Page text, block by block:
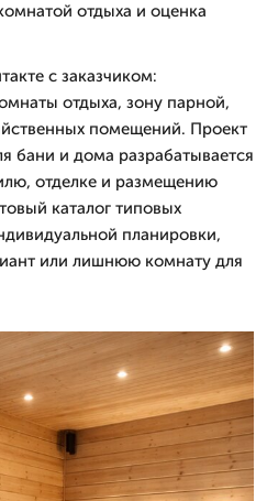
отдыха и оценка
с заказчиком:
отдыха, зону парной,
помещений. Проект
бани и дома разрабатывается
отделке и размещению
каталог типовых
планировки,
или лишнюю комнату для